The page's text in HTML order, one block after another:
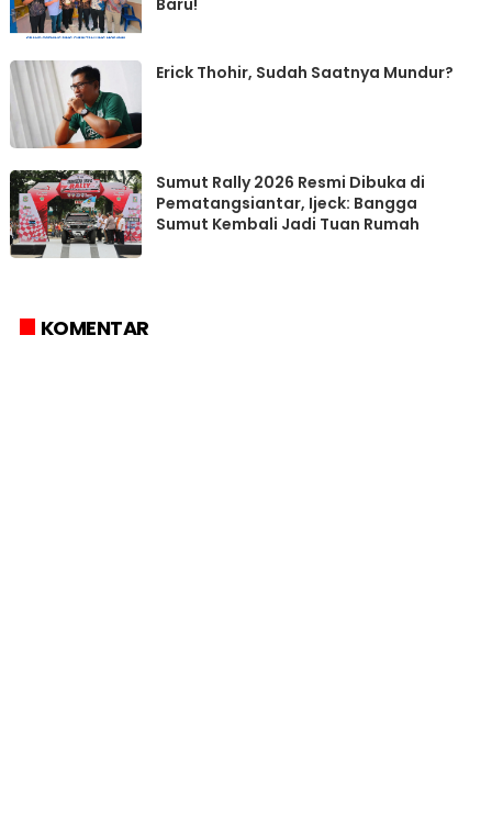
Erick Thohir, Sudah Saatnya Mundur?
Sumut Rally 2026 Resmi Dibuka di
Pematangsiantar, Ijeck: Bangga
Sumut Kembali Jadi Tuan Rumah
KOMENTAR